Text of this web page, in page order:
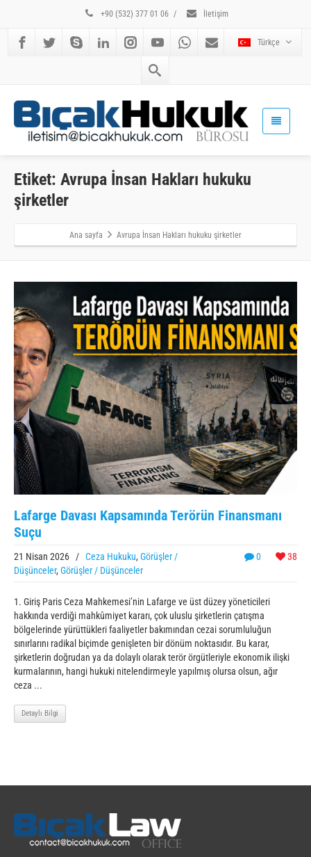
+90 (532) 377 01 06 / İletişim
Türkçe
Etiket: Avrupa İnsan Hakları hukuku
şirketler
Ana sayfa Avrupa İnsan Hakları hukuku şirketler
Lafarge Davası Kapsamında Terörün Finansmanı
Suçu
0 38
21 Nisan 2026 / Ceza Hukuku, Görüşler /
Düşünceler, Görüşler / Düşünceler
1. Giriş Paris Ceza Mahkemesi’nin Lafarge ve üst düzey yöneticileri
hakkında verdiği mahkûmiyet kararı, çok uluslu şirketlerin çatışma
bölgelerinde yürüttükleri faaliyetler bakımından cezai sorumluluğun
sınırlarını radikal biçimde genişleten bir dönüm noktasıdır. Bu karar,
şirketlerin doğrudan ya da dolaylı olarak terör örgütleriyle ekonomik ilişki
kurmalarının, hangi hukuki nitelendirmeyle yapılmış olursa olsun, ağır
ceza ...
Detaylı Bilgi